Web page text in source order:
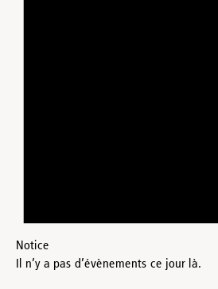
Notice
Il n’y a pas d’évènements ce jour là.